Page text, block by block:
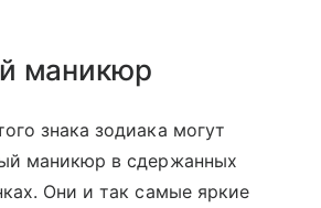
маникюр
знака зодиака могут
маникюр в сдержанных
Они и так самые яркие